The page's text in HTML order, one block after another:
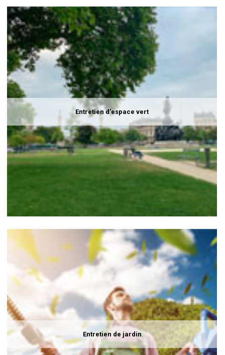
Entretien d'espace vert
Entretien de jardin